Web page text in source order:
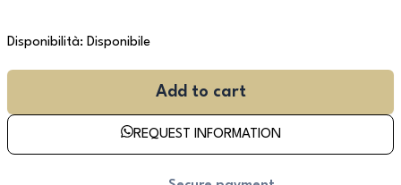
Disponibilità: Disponibile
Add to cart
REQUEST INFORMATION